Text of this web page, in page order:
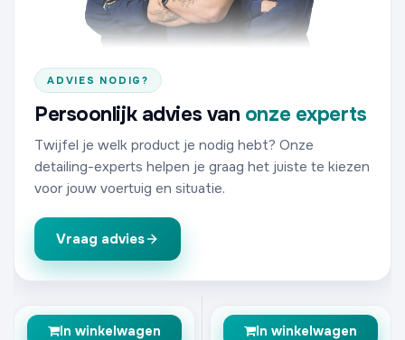
ADVIES NODIG?
Persoonlijk advies van onze experts
Twijfel je welk product je nodig hebt? Onze
detailing-experts helpen je graag het juiste te kiezen
voor jouw voertuig en situatie.
Vraag advies
In winkelwagen In winkelwagen